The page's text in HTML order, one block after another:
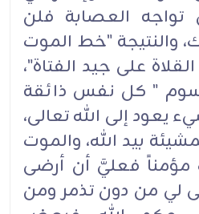
تواجه العصابة فلن
والنتيجة "خط الموت
على جيد الفتاة"،
" كل نفس ذائقة
يعود إلى الله تعالى،
بيد الله، والموت
مؤمناً فعليَّ أن أرضى
لي من دون تذمر ومن